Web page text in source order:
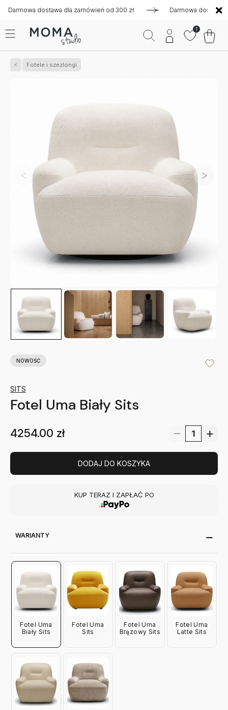
dostawa dla zamówień od 300 zł Darmowa dostawa dla
1
Fotele i szezlongi
NOWOŚĆ
SITS
Fotel Uma Biały Sits
4254.00 zł
DODAJ DO KOSZYKA
KUP TERAZ I ZAPŁAĆ PO
WARIANTY
Fotel Uma
Biały Sits
Fotel Uma
Sits
Fotel Uma
Brązowy Sits
Fotel Uma
Latte Sits